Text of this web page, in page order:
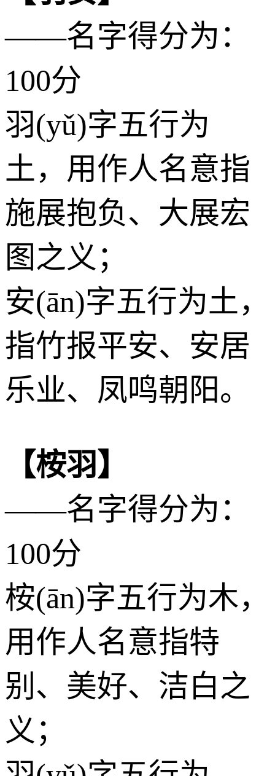
——名字得分为：
100分
羽(yǔ)字五行为
土，用作人名意指
施展抱负、大展宏
图之义；
安(ān)字五行为土，
指竹报平安、安居
乐业、凤鸣朝阳。
【桉羽】
——名字得分为：
100分
桉(ān)字五行为木，
用作人名意指特
别、美好、洁白之
义；